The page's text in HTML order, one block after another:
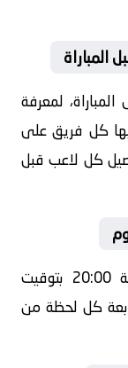
المباراة
لمعرفة
بها كل فريق على
كل لاعب قبل
لراحة المتابعين، تبدأ المباراة عند الساعة 20:00 بتوقيت
كل لحظة من